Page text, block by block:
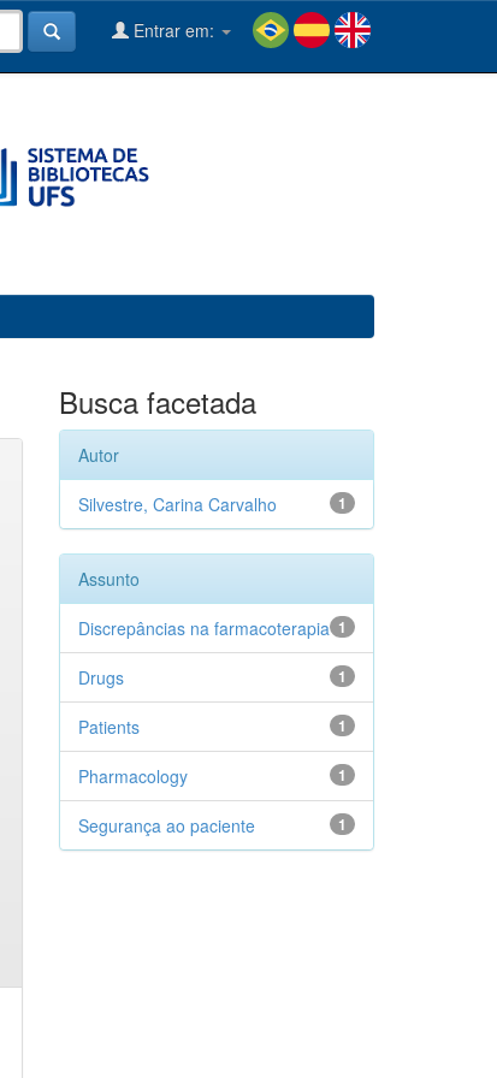
Entrar em:
Busca facetada
Autor
1
Silvestre, Carina Carvalho
Assunto
1
Discrepâncias na farmacoterapia
1
Drugs
1
Patients
1
Pharmacology
1
Segurança ao paciente